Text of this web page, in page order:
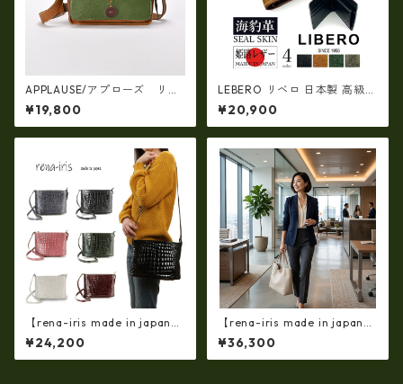
APPLAUSE/アプローズ リー
フコンビ・レザーバッグ 日
本製 37-5010
¥19,800
LEBERO リベロ 日本製 高級
アザラシ革(シールスキン)× 姫
路レザー 二つ折り財布(ly140
1)
¥20,900
【rena-iris made in japan】
牛革製品・エナメルクロコ・
ショルダーバッグ(日本製）ir-
4042
¥24,200
【rena-iris made in japan】
【国産品】ソフトシュリンク
革ショルダートートバッグ
（イタリアンレザー）ri-5153
¥36,300